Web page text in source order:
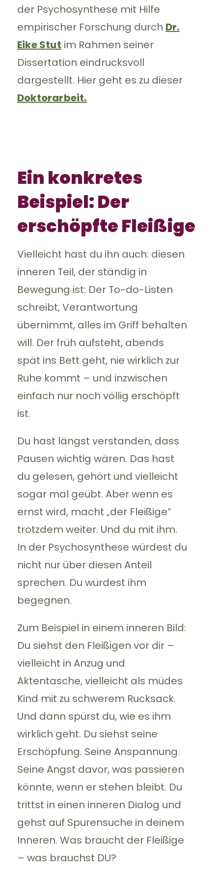
der Psychosynthese mit Hilfe
empirischer Forschung durch Dr.
Eike Stut im Rahmen seiner
Dissertation eindrucksvoll
dargestellt. Hier geht es zu dieser
Doktorarbeit.
Ein konkretes
Beispiel: Der
erschöpfte Fleißige
Vielleicht hast du ihn auch: diesen
inneren Teil, der ständig in
Bewegung ist: Der To-do-Listen
schreibt, Verantwortung
übernimmt, alles im Griff behalten
will. Der früh aufsteht, abends
spät ins Bett geht, nie wirklich zur
Ruhe kommt – und inzwischen
einfach nur noch völlig erschöpft
ist.
Du hast längst verstanden, dass
Pausen wichtig wären. Das hast
du gelesen, gehört und vielleicht
sogar mal geübt. Aber wenn es
ernst wird, macht „der Fleißige“
trotzdem weiter. Und du mit ihm.
In der Psychosynthese würdest du
nicht nur über diesen Anteil
sprechen. Du würdest ihm
begegnen.
Zum Beispiel in einem inneren Bild:
Du siehst den Fleißigen vor dir –
vielleicht in Anzug und
Aktentasche, vielleicht als müdes
Kind mit zu schwerem Rucksack.
Und dann spürst du, wie es ihm
wirklich geht. Du siehst seine
Erschöpfung. Seine Anspannung.
Seine Angst davor, was passieren
könnte, wenn er stehen bleibt. Du
trittst in einen inneren Dialog und
gehst auf Spurensuche in deinem
Inneren. Was braucht der Fleißige
– was brauchst DU?